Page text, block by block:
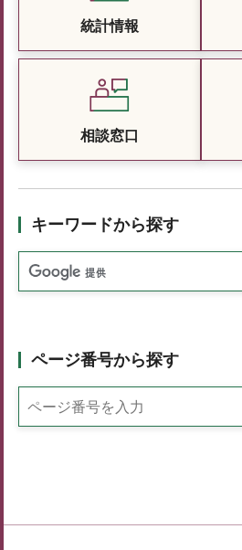
統計情報
相談窓口
キーワードから探す
ページ番号から探す